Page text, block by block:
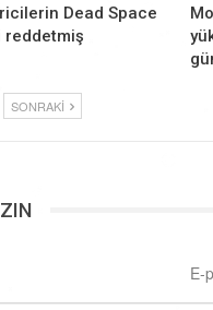
Dead Space
SONRAKI
E-